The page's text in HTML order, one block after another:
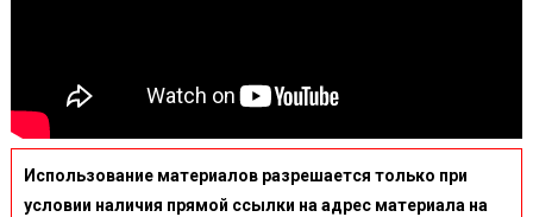
Использование материалов разрешается только при
условии наличия прямой ссылки на адрес материала на